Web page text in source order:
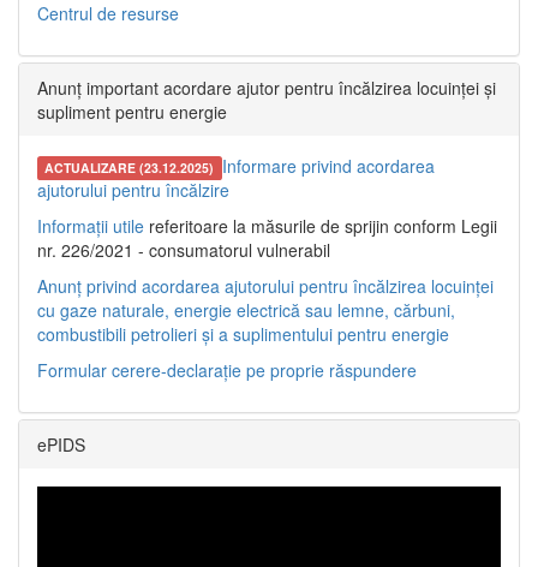
Centrul de resurse
Anunț important acordare ajutor pentru încălzirea locuinței și
supliment pentru energie
ACTUALIZARE (23.12.2025) Informare privind acordarea
ajutorului pentru încălzire
Informații utile referitoare la măsurile de sprijin conform Legii
nr. 226/2021 - consumatorul vulnerabil
Anunț privind acordarea ajutorului pentru încălzirea locuinței
cu gaze naturale, energie electrică sau lemne, cărbuni,
combustibili petrolieri și a suplimentului pentru energie
Formular cerere-declarație pe proprie răspundere
ePIDS